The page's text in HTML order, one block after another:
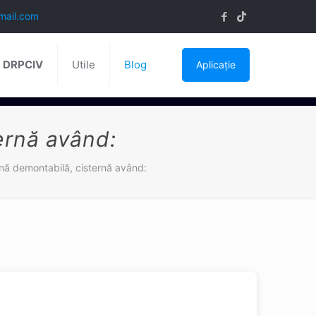
Utile Blog Aplicație
având:
demontabilă, cisternă având: